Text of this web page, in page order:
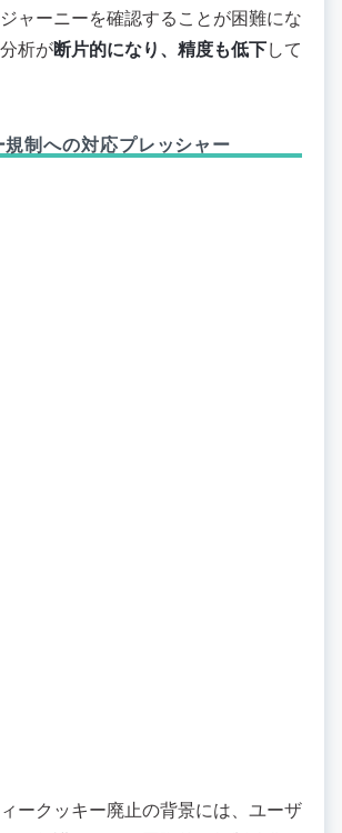
ャーニーを確認することが困難にな
析が断片的になり、精度も低下して
規制への対応プレッシャー
ークッキー廃止の背景には、ユーザ